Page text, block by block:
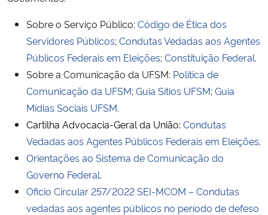
Sobre o Serviço Público: Código de Ética dos
Servidores Públicos;Condutas Vedadas aos Agentes
Públicos Federais em Eleições;Constituição Federal.
Sobre a Comunicação da UFSM: Política de
Comunicação da UFSM;Guia Sítios UFSM;Guia
Mídias Sociais UFSM.
Cartilha Advocacia-Geral da União: Condutas
Vedadas aos Agentes Públicos Federais em Eleições.
Orientações ao Sistema de Comunicação do
Governo Federal.
Oficio Circular 257/2022 SEI-MCOM – Condutas
vedadas aos agentes públicos no período de defeso